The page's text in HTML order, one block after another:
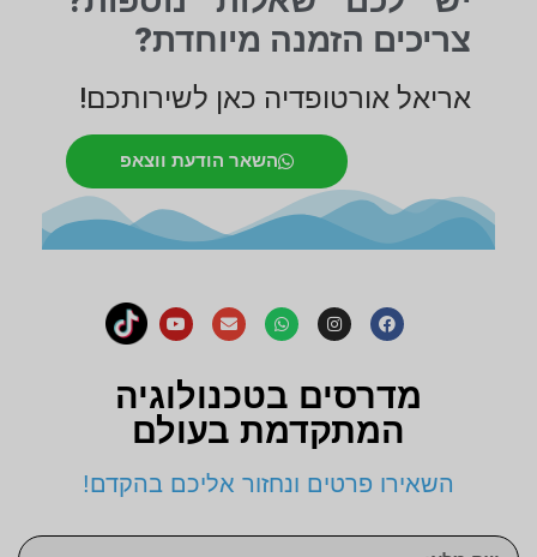
צריכים הזמנה מיוחדת?
אריאל אורטופדיה כאן לשירותכם!
השאר הודעת ווצאפ
מדרסים בטכנולוגיה
המתקדמת בעולם
השאירו פרטים ונחזור אליכם בהקדם!